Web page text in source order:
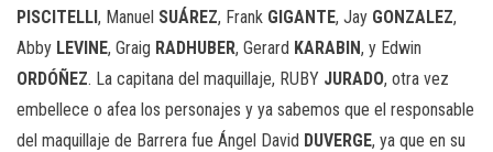
PISCITELLI, Manuel SUÁREZ, Frank GIGANTE, Jay GONZALEZ,
Abby LEVINE, Graig RADHUBER, Gerard KARABIN, y Edwin
ORDÓÑEZ. La capitana del maquillaje, RUBY JURADO, otra vez
embellece o afea los personajes y ya sabemos que el responsable
del maquillaje de Barrera fue Ángel David DUVERGE, ya que en su